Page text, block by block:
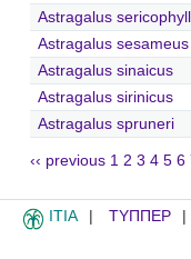
Astragalus
Astragalus sesameus
Astragalus sinaicus
Astragalus sirinicus
Astragalus spruneri
‹‹ previous 1 2 3 4 5 6
ITIA ΤΥΠΠΕΡ